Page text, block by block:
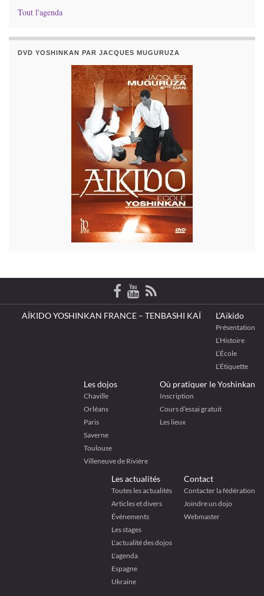
Tout l'agenda
DVD YOSHINKAN PAR JACQUES MUGURUZA
AÏKIDO YOSHINKAN FRANCE – TENBASHI KAÏ L’Aïkido
Présentation
L’Histoire
L’École
L’Étiquette
Les dojos
Chaville
Orléans
Paris
Saverne
Toulouse
Villeneuve de Rivière
Où pratiquer le Yoshinkan
Inscription
Cours d’essai gratuit
Les lieux
Les actualités
Toutes les actualités
Articles et divers
Événements
Les stages
L'actualité des dojos
L'agenda
Espagne
Ukraine
Contact
Contacter la fédération
Joindre un dojo
Webmaster